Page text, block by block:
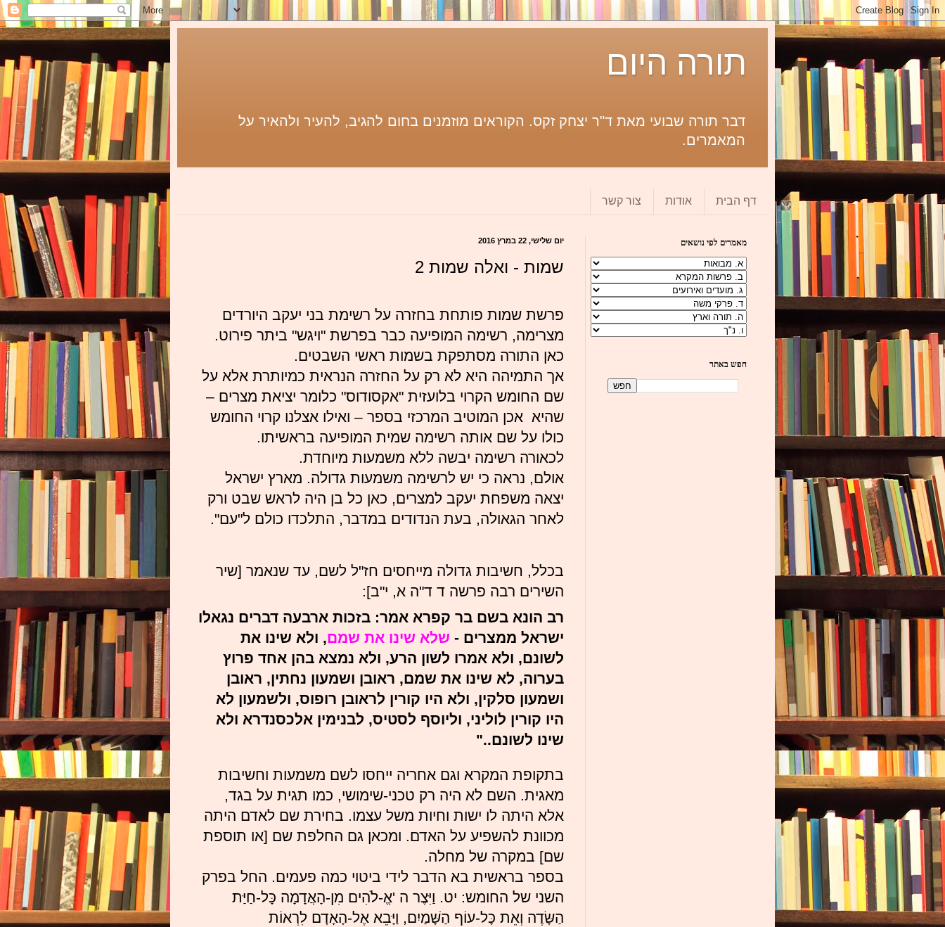
תורה היום
דבר תורה שבועי מאת ד"ר יצחק זקס. הקוראים מוזמנים בחום להגיב, להעיר ולהאיר על
המאמרים.
דף הבית אודות צור קשר
יום שלישי, 22 במרץ 2016
שמות - ואלה שמות 2
פרשת שמות פותחת בחזרה על רשימת בני יעקב היורדים
מצרימה, רשימה המופיעה כבר בפרשת "ויגש" ביתר פירוט.
כאן התורה מסתפקת בשמות ראשי השבטים.
אך התמיהה היא לא רק על החזרה הנראית כמיותרת אלא על
שם החומש הקרוי בלועזית "אקסודוס" כלומר יציאת מצרים –
שהיא אכן המוטיב המרכזי בספר – ואילו אצלנו קרוי החומש
כולו על שם אותה רשימה שמית המופיעה בראשיתו.
לכאורה רשימה יבשה ללא משמעות מיוחדת.
אולם, נראה כי יש לרשימה משמעות גדולה. מארץ ישראל
יצאה משפחת יעקב למצרים, כאן כל בן היה לראש שבט ורק
לאחר הגאולה, בעת הנדודים במדבר, התלכדו כולם ל"עם".
בכלל, חשיבות גדולה מייחסים חז"ל לשם, עד שנאמר [שיר
השירים רבה פרשה ד ד"ה א, י"ב]:
רב הונא בשם בר קפרא אמר: בזכות ארבעה דברים נגאלו
ישראל ממצרים - שלא שינו את שמם, ולא שינו את
לשונם, ולא אמרו לשון הרע, ולא נמצא בהן אחד פרוץ
בערוה, לא שינו את שמם, ראובן ושמעון נחתין, ראובן
ושמעון סלקין, ולא היו קורין לראובן רופוס, ולשמעון לא
היו קורין לוליני, וליוסף לסטיס, לבנימין אלכסנדרא ולא
שינו לשונם.."
בתקופת המקרא וגם אחריה ייחסו לשם משמעות וחשיבות
מאגית. השם לא היה רק טכני-שימושי, כמו תגית על בגד,
אלא היתה לו ישות וחיות משל עצמו. בחירת שם לאדם היתה
מכוונת להשפיע על האדם. ומכאן גם החלפת שם [או תוספת
שם] במקרה של מחלה.
בספר בראשית בא הדבר לידי ביטוי כמה פעמים. החל בפרק
השני של החומש: יט. וַיִּצֶר ה 'אֱ-לֹהִים מִן-הָאֲדָמָה כָּל-חַיַּת
הַשָּׂדֶה וְאֵת כָּל-עוֹף הַשָּׁמַיִם, וַיָּבֵא אֶל-הָאָדָם לִרְאוֹת
מאמרים לפי נושאים
חפש באתר